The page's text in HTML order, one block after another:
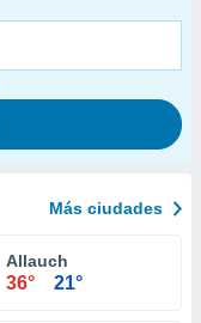
Más ciudades
Allauch
36° 21°